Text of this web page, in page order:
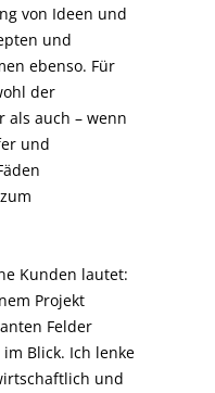
von Ideen und
und
ebenso. Für
der
als auch – wenn
und
Kunden lautet:
Projekt
Felder
Blick. Ich lenke
und